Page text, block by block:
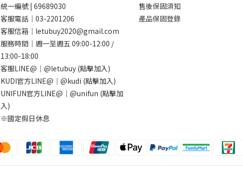
統一編號 | 69689030
客服電話｜03-2201206
客服信箱｜letubuy2020@gmail.com
服務時間｜週一至週五 09:00-12:00 /
13:00-18:00
客服LINE@｜ @letubuy(點擊加入)
KUDI官方LINE@｜ @kudi (點擊加入)
UNIFUN官方LINE@｜ @unifun (點擊加
入)
※國定假日休息
售後保固須知
產品保固登錄